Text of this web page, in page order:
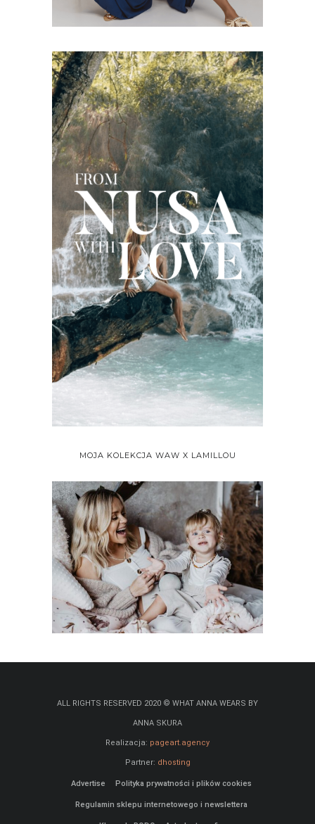
MOJA KOLEKCJA WAW X LAMILLOU
ALL RIGHTS RESERVED 2020 © WHAT ANNA WEARS BY
ANNA SKURA
Realizacja: pageart.agency
Partner: dhosting
Advertise Polityka prywatności i plików cookies
Regulamin sklepu internetowego i newslettera